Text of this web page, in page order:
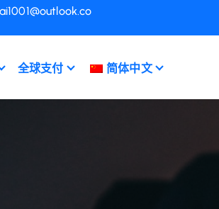
全球支付 简体中文